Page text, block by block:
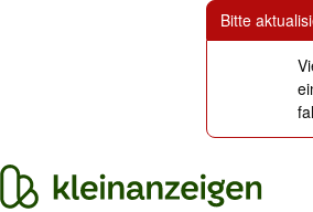
Bitte